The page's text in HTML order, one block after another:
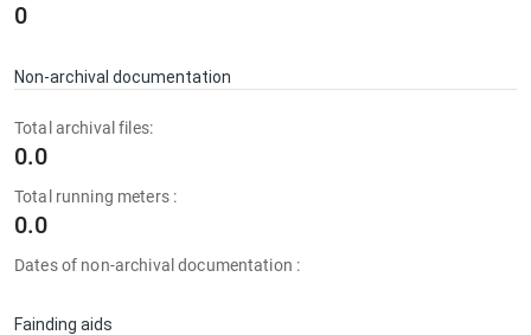
0
Non-archival documentation
Total archival files:
0.0
Total running meters :
0.0
Dates of non-archival documentation :
Fainding aids